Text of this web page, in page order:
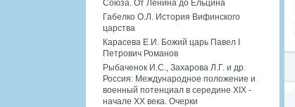
Союза. От Ленина до Ельцина
Габелко О.Л. История Вифинского
царства
Карасева Е.И. Божий царь Павел I
Петрович Романов
Рыбаченок И.С., Захарова Л.Г. и др.
Россия: Международное положение и
военный потенциал в середине XIX -
начале XX века. Очерки